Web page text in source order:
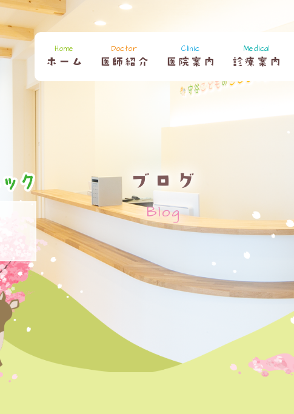
Home
ホーム
Doctor
医師紹介
Clinic
医院案内
Medical
診療案内
ブログ
Blog